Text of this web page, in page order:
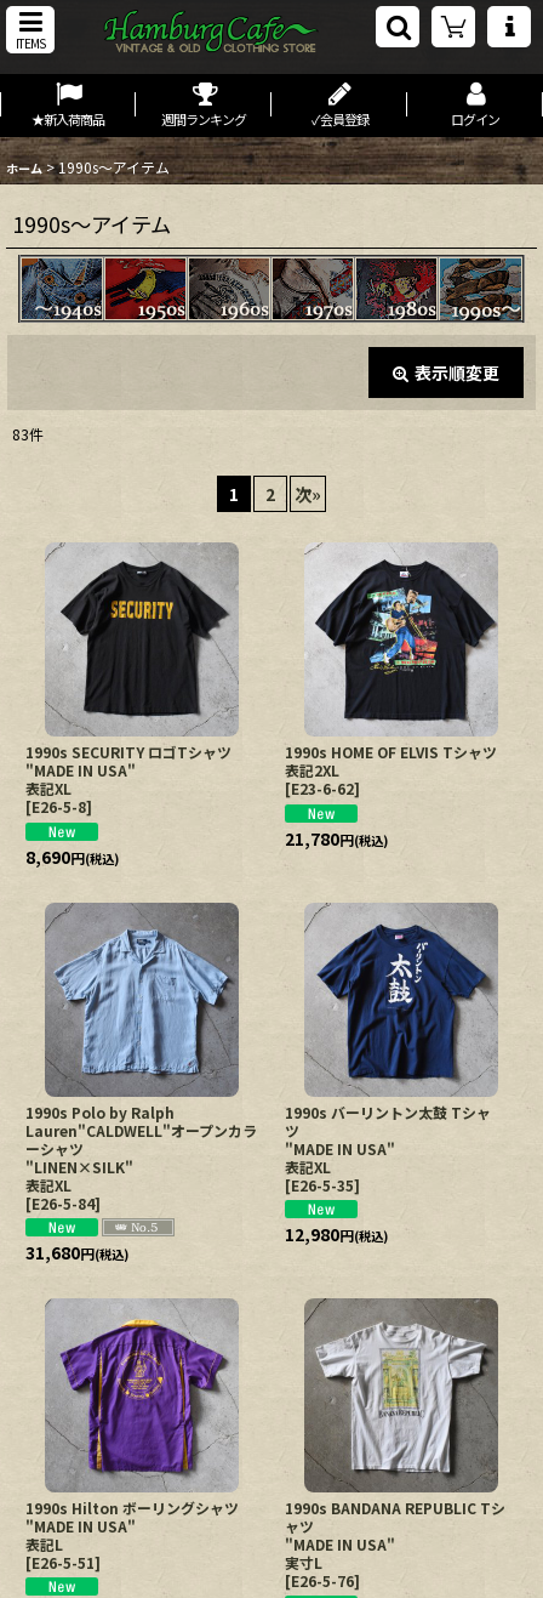
ITEMS
★新入荷商品 週間ランキング ✓会員登録 ログイン
ホーム >1990s〜アイテム
1990s〜アイテム
表示順変更
並び順:
絞り込む
83件
1 2 次»
1990s SECURITY ロゴTシャツ
"MADE IN USA"
表記XL
[E26-5-8]
8,690円(税込)
1990s HOME OF ELVIS Tシャツ
表記2XL
[E23-6-62]
21,780円(税込)
1990s Polo by Ralph
Lauren"CALDWELL"オープンカラ
ーシャツ
"LINEN×SILK"
表記XL
[E26-5-84]
31,680円(税込)
1990s バーリントン太鼓 Tシャ
ツ
"MADE IN USA"
表記XL
[E26-5-35]
12,980円(税込)
1990s Hilton ボーリングシャツ
"MADE IN USA"
表記L
[E26-5-51]
1990s BANDANA REPUBLIC Tシ
ャツ
"MADE IN USA"
実寸L
[E26-5-76]